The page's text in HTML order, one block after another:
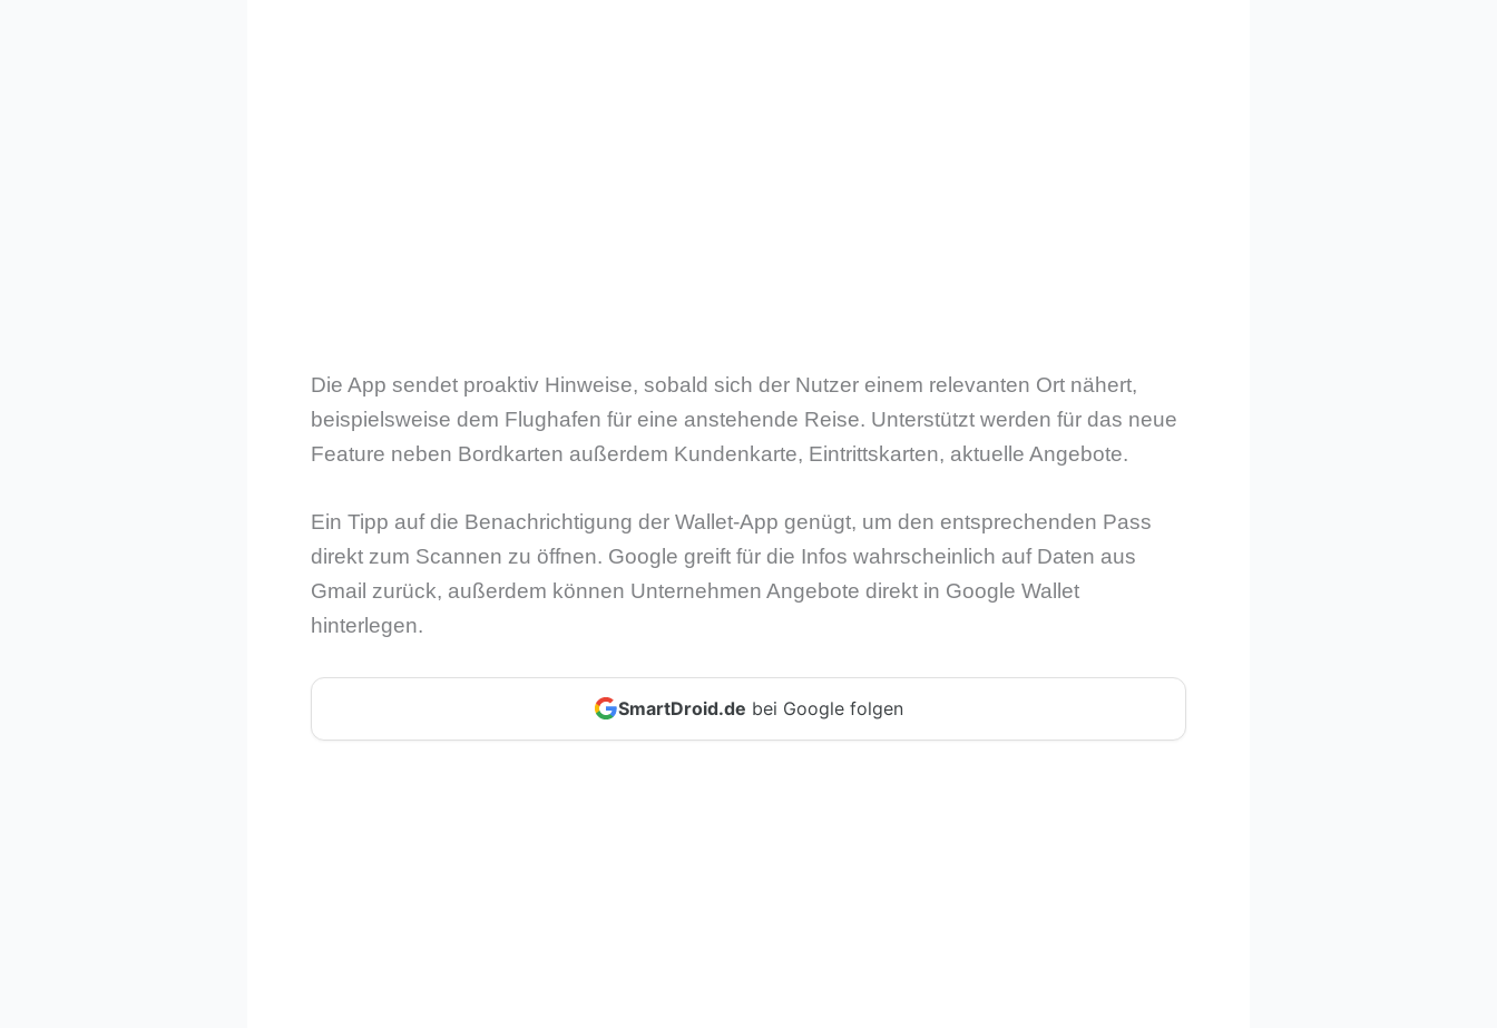
Die App sendet proaktiv Hinweise, sobald sich der Nutzer einem relevanten Ort nähert,
beispielsweise dem Flughafen für eine anstehende Reise. Unterstützt werden für das neue
Feature neben Bordkarten außerdem Kundenkarte, Eintrittskarten, aktuelle Angebote.
Ein Tipp auf die Benachrichtigung der Wallet-App genügt, um den entsprechenden Pass
direkt zum Scannen zu öffnen. Google greift für die Infos wahrscheinlich auf Daten aus
Gmail zurück, außerdem können Unternehmen Angebote direkt in Google Wallet
hinterlegen.
SmartDroid.de bei Google folgen